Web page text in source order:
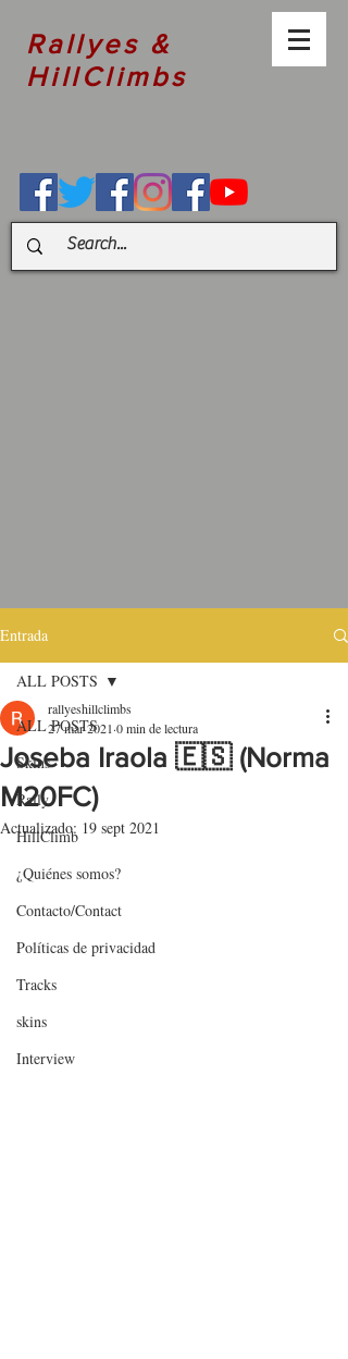
Rallyes &
HillClimbs
Entrada
ALL POSTS
Skins
Rally
HillClimb
¿Quiénes somos?
Contacto/Contact
Políticas de privacidad
Tracks
skins
Interview
ALL POSTS
Joseba Iraola 🇪🇸 (Norma
M20FC)
rallyeshillclimbs
27 mar 2021 0 min de lectura
Actualizado: 19 sept 2021